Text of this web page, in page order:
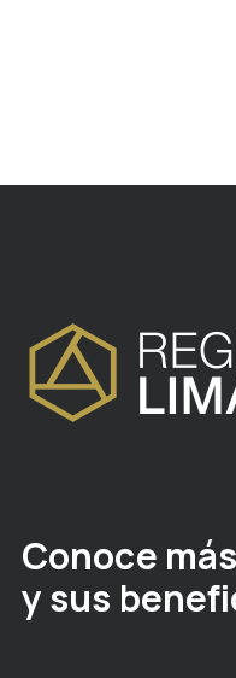
Conoce
y sus